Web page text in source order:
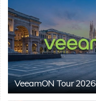
VeeamON Tour 2026